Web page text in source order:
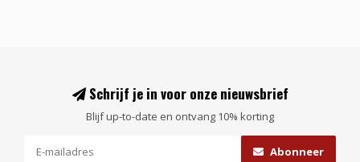
Schrijf je in voor onze nieuwsbrief
Blijf up-to-date en ontvang 10% korting
Abonneer